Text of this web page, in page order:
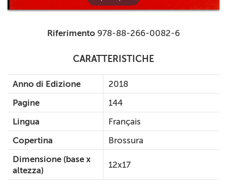
Riferimento 978-88-266-0082-6
CARATTERISTICHE
Anno di Edizione
2018
Pagine
144
Lingua
Français
Copertina
Brossura
Dimensione (base x
altezza)
12x17